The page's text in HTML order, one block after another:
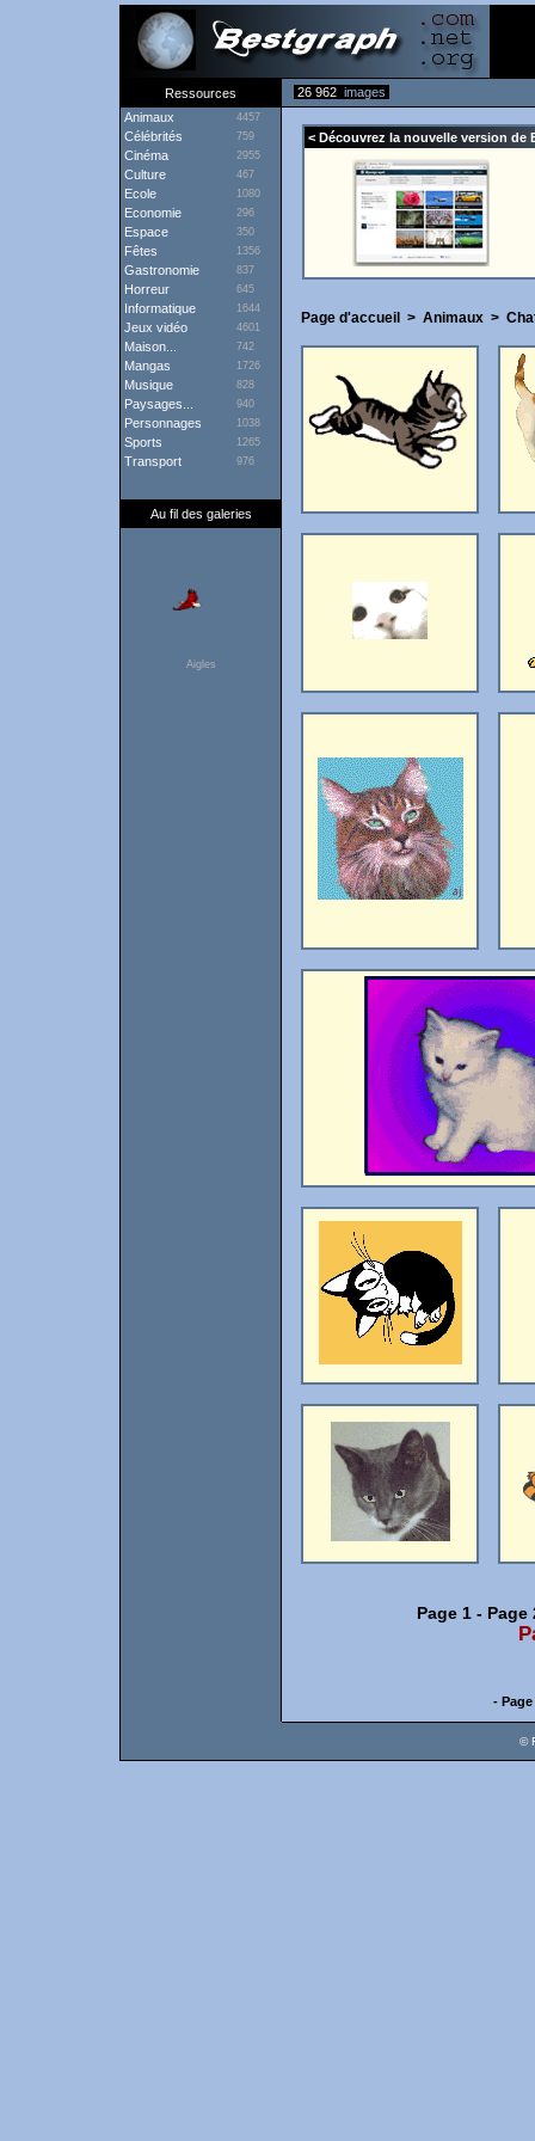
Ressources 26 962 images
Animaux
4457
Célébrités 759
Cinéma 2955
Culture 467
Ecole 1080
Economie 296
Espace 350
Fêtes 1356
Gastronomie 837
Horreur 645
Informatique 1644
Jeux vidéo 4601
Maison... 742
Mangas 1726
Musique 828
Paysages... 940
Personnages 1038
Sports 1265
Transport 976
Au fil des galeries
Aigles
< Découvrez la nouvelle version de
Page d'accueil > Animaux >
Page 1 - Page
-
©